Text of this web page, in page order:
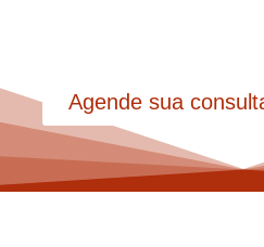
Agende sua